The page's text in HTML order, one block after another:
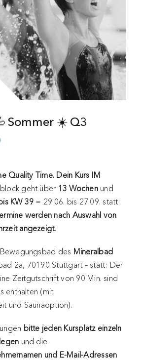
Sommer ☀️ Q3
€149,00
Quality Time. Dein Kurs IM
geht über 13 Wochenund
KW 39 = 29.06. bis 27.09. statt:
werden nach Auswahl von
angezeigt.
des Mineralbad
2a, 70190 Stuttgart – statt: Der
Zeitgutschrift von 90 Min. sind
enthalten (mit
und Saunaoption).
bitte jeden Kursplatz einzeln
und die
und E-Mail-Adressen